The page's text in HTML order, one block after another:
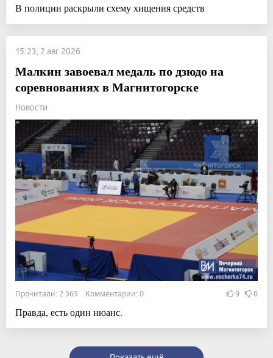
В полиции раскрыли схему хищения средств
15:23, 2 авг 2026
Малкин завоевал медаль по дзюдо на
соревнованиях в Магнитогорске
Новости
Прочитали: 2 365 Комментарии: 0 9 0
Правда, есть один нюанс.